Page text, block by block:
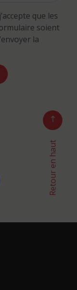
que les
soient
la
Retour en haut